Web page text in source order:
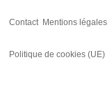
Contact Mentions légales
Politique de cookies (UE)